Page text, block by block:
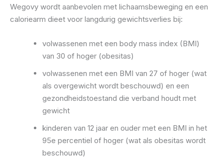
Wegovy wordt aanbevolen met lichaamsbeweging en een
caloriearm dieet voor langdurig gewichtsverlies bij:
volwassenen met een body mass index (BMI)
van 30 of hoger (obesitas)
volwassenen met een BMI van 27 of hoger (wat
als overgewicht wordt beschouwd) en een
gezondheidstoestand die verband houdt met
gewicht
kinderen van 12 jaar en ouder met een BMI in het
95e percentiel of hoger (wat als obesitas wordt
beschouwd)